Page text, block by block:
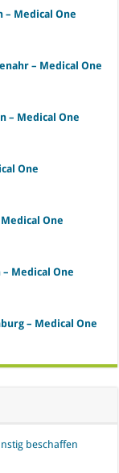
– Medical One
– Medical One
– Medical One
One
One
Medical One
– Medical One
beschaffen